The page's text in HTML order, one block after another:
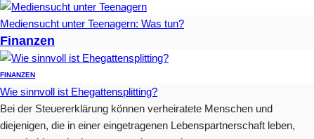
Mediensucht unter Teenagern: Was tun?
Finanzen
FINANZEN
Wie sinnvoll ist Ehegattensplitting?
Bei der Steuererklärung können verheiratete Menschen und
diejenigen, die in einer eingetragenen Lebenspartnerschaft leben,